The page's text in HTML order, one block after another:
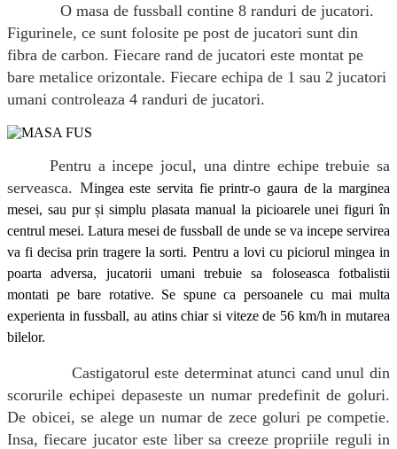
O masa de fussball contine 8 randuri de jucatori.
Figurinele, ce sunt folosite pe post de jucatori sunt din
fibra de carbon. Fiecare rand de jucatori este montat pe
bare metalice orizontale. Fiecare echipa de 1 sau 2 jucatori
umani controleaza 4 randuri de jucatori.
Pentru a incepe jocul, una dintre echipe trebuie sa
serveasca. Mingea este servita fie printr-o gaura de la marginea
mesei, sau pur și simplu plasata manual la picioarele unei figuri în
centrul mesei. Latura mesei de fussball de unde se va incepe servirea
va fi decisa prin tragere la sorti. Pentru a lovi cu piciorul mingea in
poarta adversa, jucatorii umani trebuie sa foloseasca fotbalistii
montati pe bare rotative. Se spune ca persoanele cu mai multa
experienta in fussball, au atins chiar si viteze de 56 km/h in mutarea
bilelor.
Castigatorul este determinat atunci cand unul din
scorurile echipei depaseste un numar predefinit de goluri.
De obicei, se alege un numar de zece goluri pe competie.
Insa, fiecare jucator este liber sa creeze propriile reguli in